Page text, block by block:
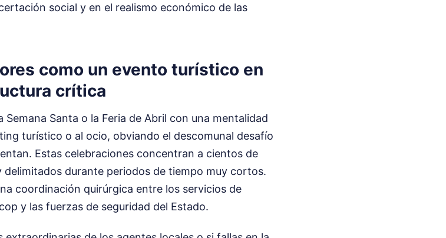
social y en el realismo económico de las
como un evento turístico en
crítica
Santa o la Feria de Abril con una mentalidad
turístico o al ocio, obviando el descomunal desafío
Estas celebraciones concentran a cientos de
delimitados durante periodos de tiempo muy cortos.
coordinación quirúrgica entre los servicios de
y las fuerzas de seguridad del Estado.